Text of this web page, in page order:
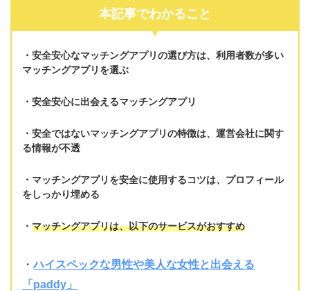
本記事でわかること
安全安心なマッチングアプリの選び方は、 利用者数が多い
マッチングアプリを選ぶ
安全安心に出会えるマッチングアプリ
安全ではないマッチングアプリの特徴は、 運営会社に関す
る情報が不透
マッチングアプリを安全に使用するコツは、 プロフィール
をしっかり埋める
マッチングアプリは、以下のサービスがおすすめ
・ハイスペックな男性や美人な女性と出会える
「paddy」